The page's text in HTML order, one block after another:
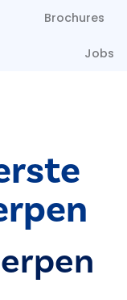
Brochures
Jobs